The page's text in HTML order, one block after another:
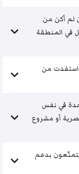
لم أكن من
في المنطقة
من
في نفس
أو مشروع
بدعم